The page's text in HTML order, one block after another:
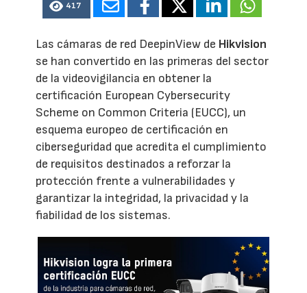
417
Las cámaras de red DeepinView de Hikvision
se han convertido en las primeras del sector
de la videovigilancia en obtener la
certificación European Cybersecurity
Scheme on Common Criteria (EUCC), un
esquema europeo de certificación en
ciberseguridad que acredita el cumplimiento
de requisitos destinados a reforzar la
protección frente a vulnerabilidades y
garantizar la integridad, la privacidad y la
fiabilidad de los sistemas.